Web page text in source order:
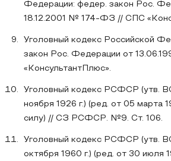
Федерации: федер. закон Рос.
18.12.2001 № 174-ФЗ // СПС
Уголовный кодекс Российской
закон Рос. Федерации от
«КонсультантПлюс».
Уголовный кодекс РСФСР (утв.
ноября 1926 г.) (ред. от 05 марта
силу) // СЗ РСФСР. №9. Ст. 106.
Уголовный кодекс РСФСР (утв.
октября 1960 г.) (ред. от 30 июля